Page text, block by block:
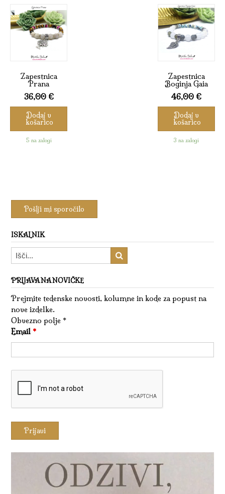
Zapestnica
Prana
36,00 €
Dodaj v
košarico
5 na zalogi
Zapestnica
Boginja Gaia
46,00 €
Dodaj v
košarico
3 na zalogi
ISKALNIK
PRIJAVA NA NOVIČKE
Prejmite tedenske novosti, kolumne in kode za popust na
nove izdelke.
Obvezno polje *
Email *